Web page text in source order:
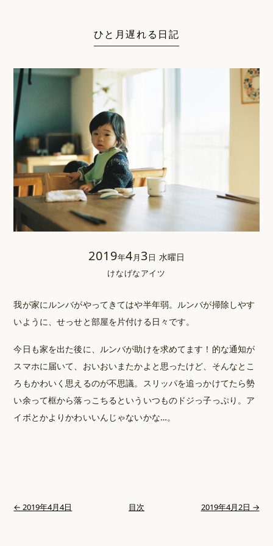
ひと月遅れる日記
2019年4月3日 水曜日
けなげなアイツ
我が家にルンバがやってきてはや半年弱。ルンバが掃除しやす
いように、せっせと部屋を片付ける日々です。
今日も家を出た後に、ルンバが助けを求めてます！的な通知が
スマホに届いて、おいおいまたかよと思ったけど、そんなとこ
ろもかわいく思えるのが不思議。スリッパを追っかけてたら勢
い余って框から落っこちるといういつものドジっ子っぷり。ア
イボとかよりかわいいんじゃないかな…。
← 2019年4月4日 目次 2019年4月2日 →